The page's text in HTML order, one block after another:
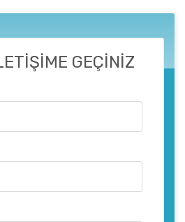
GEÇİNİZ